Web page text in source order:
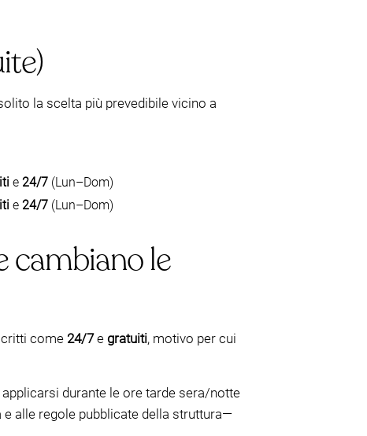
la scelta più prevedibile vicino a
e 24/7 (Lun–Dom)
e 24/7 (Lun–Dom)
cambiano le
come 24/7e gratuiti, motivo per cui
durante le ore tarde sera/notte
alle regole pubblicate della struttura—